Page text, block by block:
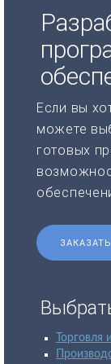
Если вы
можете
готовых
Торговля